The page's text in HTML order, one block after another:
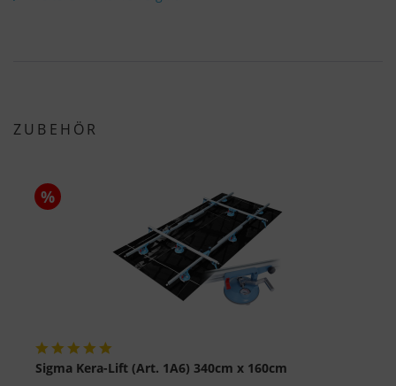
ZUBEHÖR
%
Sigma Kera-Lift (Art. 1A6) 340cm x 160cm